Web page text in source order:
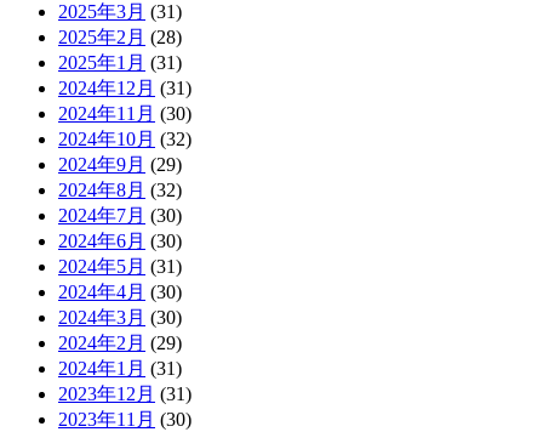
2025年3月 (31)
2025年2月 (28)
2025年1月 (31)
2024年12月 (31)
2024年11月 (30)
2024年10月 (32)
2024年9月 (29)
2024年8月 (32)
2024年7月 (30)
2024年6月 (30)
2024年5月 (31)
2024年4月 (30)
2024年3月 (30)
2024年2月 (29)
2024年1月 (31)
2023年12月 (31)
2023年11月 (30)